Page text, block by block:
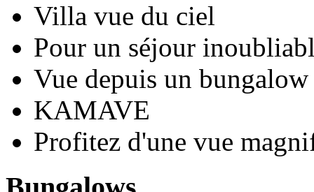
Villa vue du ciel
Pour un séjour
Vue depuis un bungalow
KAMAVE
Profitez d'une vue